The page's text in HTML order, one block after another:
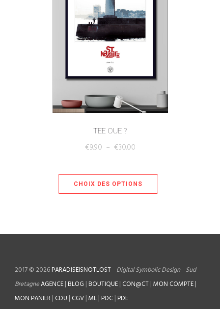
TEE OUE ?
€9.90 – €30.00
CHOIX DES OPTIONS
2017 © 2026PARADISEISNOTLOST- Digital Symbolic Design - Sud
BretagneAGENCE|BLOG |BOUTIQUE| CON@CT|MON COMPTE|
MON PANIER| CDU | CGV|ML|PDC|PDE